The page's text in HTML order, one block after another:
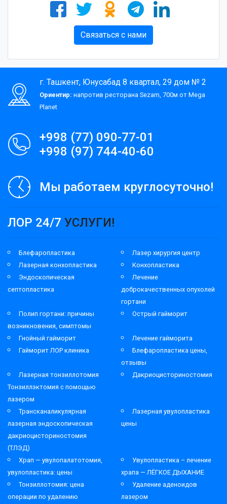
Связаться с нами
г. Ташкент, Юнусабад 8 квартал, 29 дом № 2
Ориентир: напротив ресторана Sezam, 700м от Mega
Planet
+998 (77) 090-77-01
+998 (97) 744-40-60
Мы работаем круглосуточно!
ЛОР 24/7 УСЛУГИ!
Блефаропластика
Лазер хирургия центр
Лазерная конхопластика
Конхопластика
Эндоскопическая
септопластика
Лечение
доброкачественных опухолей
гортани
Полип гортани: причины
возникновения, симптомы
Острый гайморит
Гнойный гайморит
Лечение гайморита
Гайморит ЛОР клиника
Блефаропластика цены,
отзывы
Лазерная тонзиллотомия
Тонзиллэктомия с помощью
лазером
Дакриоцисториностомия
Трансканаликулярная
лазерная эндоскопическая
дакриоцисториностомия
(ТЛЭД)
Лазерная увулопластика
цены
Храп — увулопалатотомия,
увулопластика: цены
Увулопластика – лечение
храпа — ЛЁГКОЕ ДЫХАНИЕ
Тонзиллотомия: цена
операции по удалению
Удаление аденоидов
лазером